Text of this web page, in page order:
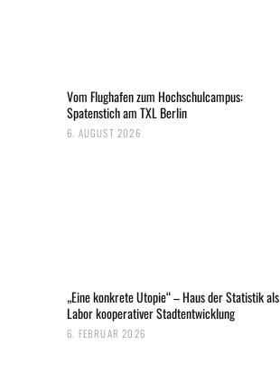
Vom Flughafen zum Hochschulcampus:
Spatenstich am TXL Berlin
6. AUGUST 2026
„Eine konkrete Utopie“ – Haus der Statistik als
Labor kooperativer Stadtentwicklung
6. FEBRUAR 2026